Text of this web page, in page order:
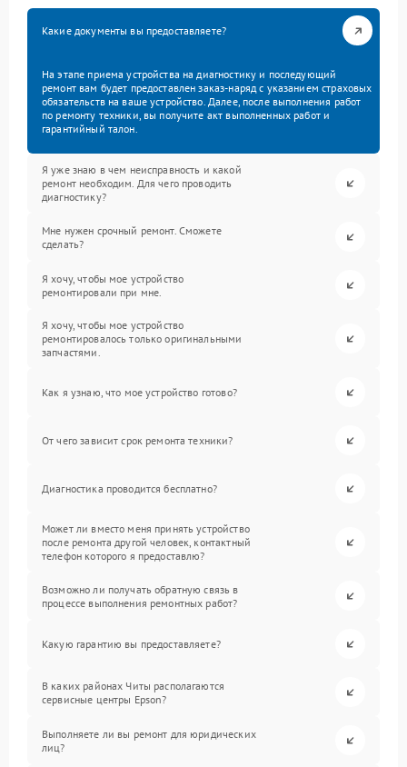
Какие документы вы предоставляете?
На этапе приема устройства на диагностику и последующий
ремонт вам будет предоставлен заказ-наряд с указанием страховых
обязательств на ваше устройство. Далее, после выполнения работ
по ремонту техники, вы получите акт выполненных работ и
гарантийный талон.
Я уже знаю в чем неисправность и какой
ремонт необходим. Для чего проводить
диагностику?
Мне нужен срочный ремонт. Сможете
сделать?
Я хочу, чтобы мое устройство
ремонтировали при мне.
Я хочу, чтобы мое устройство
ремонтировалось только оригинальными
запчастями.
Как я узнаю, что мое устройство готово?
От чего зависит срок ремонта техники?
Диагностика проводится бесплатно?
Может ли вместо меня принять устройство
после ремонта другой человек, контактный
телефон которого я предоставлю?
Возможно ли получать обратную связь в
процессе выполнения ремонтных работ?
Какую гарантию вы предоставляете?
В каких районах Читы располагаются
сервисные центры Epson?
Выполняете ли вы ремонт для юридических
лиц?